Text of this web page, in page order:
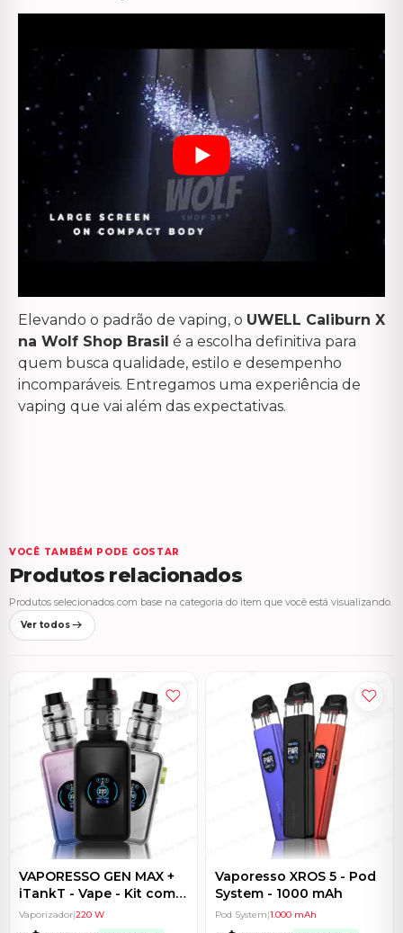
Elevando o padrão de vaping, o UWELL Caliburn X
na Wolf Shop Brasil é a escolha definitiva para
quem busca qualidade, estilo e desempenho
incomparáveis. Entregamos uma experiência de
vaping que vai além das expectativas.
VOCÊ TAMBÉM PODE GOSTAR
Produtos relacionados
Produtos selecionados com base na categoria do item que você está visualizando.
Ver todos
VAPORESSO GEN MAX +
iTankT - Vape - Kit com 2
Baterias
Vaporizador|220 W
Vaporesso XROS 5 - Pod
System - 1000 mAh
Pod System|1.000 mAh